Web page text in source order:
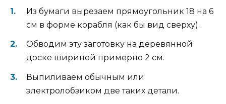
Из бумаги вырезаем прямоугольник 18 на 6
см в форме корабля (как бы вид сверху).
Обводим эту заготовку на деревянной
доске шириной примерно 2 см.
Выпиливаем обычным или
электролобзиком две таких детали.